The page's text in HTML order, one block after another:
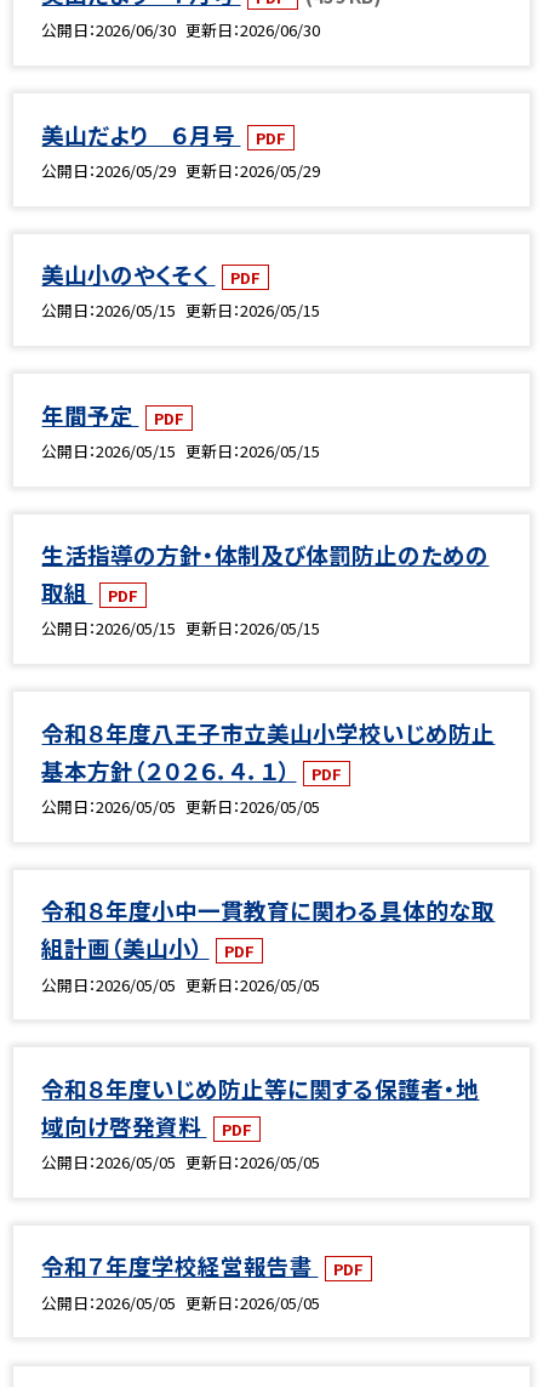
公開日 2026/06/30 更新日 2026/06/30
美山だより ６月号
PDF
公開日 2026/05/29 更新日 2026/05/29
美山小のやくそく
PDF
公開日 2026/05/15 更新日 2026/05/15
年間予定
PDF
公開日 2026/05/15 更新日 2026/05/15
生活指導の方針・体制及び体罰防止のための
取組
PDF
公開日 2026/05/15 更新日 2026/05/15
令和８年度八王子市立美山小学校いじめ防止
基本方針（２０２６．４．１）
PDF
公開日 2026/05/05 更新日 2026/05/05
令和８年度小中一貫教育に関わる具体的な取
組計画（美山小）
PDF
公開日 2026/05/05 更新日 2026/05/05
令和８年度いじめ防止等に関する保護者・地
域向け啓発資料
PDF
公開日 2026/05/05 更新日 2026/05/05
令和７年度学校経営報告書
PDF
公開日 2026/05/05 更新日 2026/05/05